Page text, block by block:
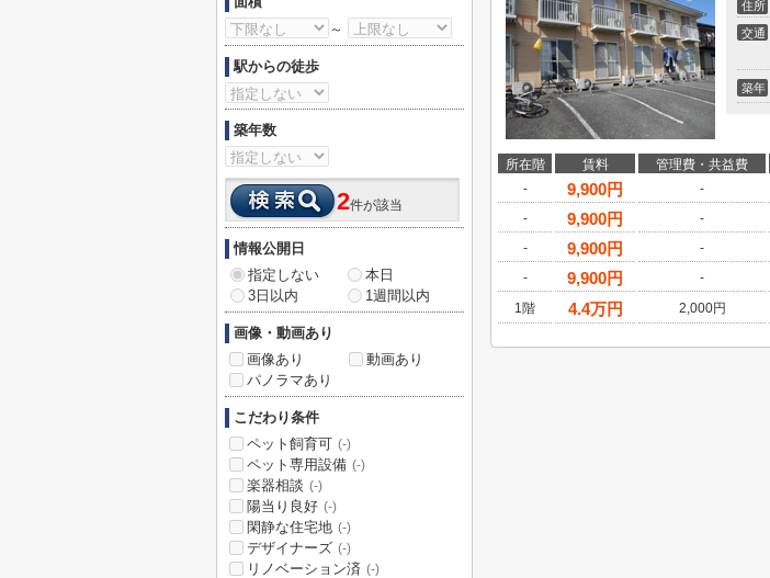
住所
交通
築年
所在階 賃料 管理費・共益費
-
9,900円 -
-
9,900円 -
-
9,900円 -
-
9,900円 -
1階
4.4万円 2,000円
～
駅からの徒歩
築年数
2件が該当
情報公開日
指定しない
本日
3日以内
1週間以内
画像・動画あり
画像あり
動画あり
パノラマあり
こだわり条件
ペット飼育可 (-)
ペット専用設備 (-)
楽器相談 (-)
陽当り良好 (-)
閑静な住宅地 (-)
デザイナーズ (-)
リノベーション済 (-)